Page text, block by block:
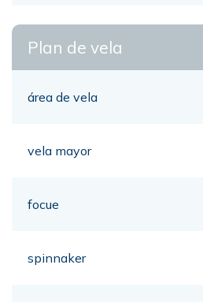
Plan de vela
área de vela
vela mayor
focue
spinnaker